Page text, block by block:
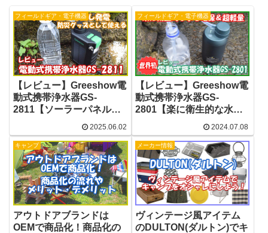
フィールドギア・電子機器
【レビュー】Greeshow電
動式携帯浄水器GS-
2811【ソーラーパネル＆
手回し発電で電力確保】
2025.06.02
フィールドギア・電子機器
【レビュー】Greeshow電
動式携帯浄水器GS-
2801【楽に衛生的な水を
2024.07.08
キャンプ
アウトドアブランドは
OEMで商品化！商品化の
メーカー情報
ヴィンテージ風アイテム
のDULTON(ダルトン)でキ